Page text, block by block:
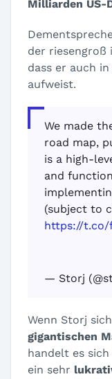
Milliarden US-
der
dass er auch
aufweist.
We made
road map,
is a high-
and
(subject to
https://t.co/
— Storj
Wenn Storj
gigantischen
handelt es
ein sehr